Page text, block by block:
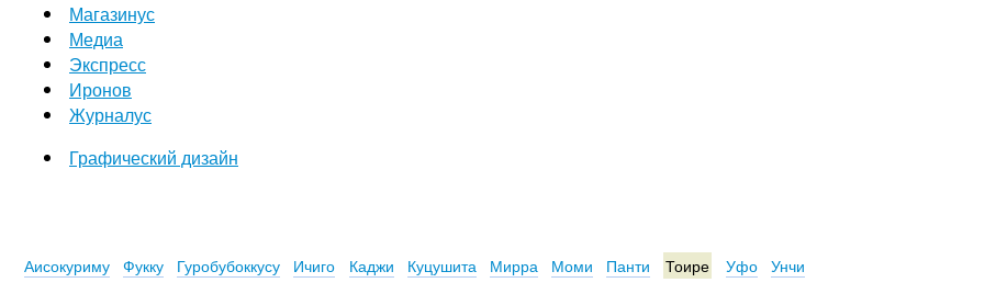
Магазинус
Медиа
Экспресс
Иронов
Журналус
Графический дизайн
Аисокуриму Фукку Гуробубоккусу Ичиго Каджи Куцушита Мирра Моми Панти Тоире Уфо Унчи